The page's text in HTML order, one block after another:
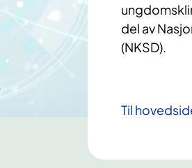
del av
(NKSD).
Til